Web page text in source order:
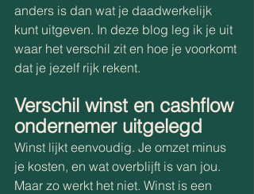
anders is dan wat je daadwerkelijk
kunt uitgeven. In deze blog leg ik je uit
waar het verschil zit en hoe je voorkomt
dat je jezelf rijk rekent.
Verschil winst en cashflow
ondernemer uitgelegd
Winst lijkt eenvoudig. Je omzet minus
je kosten, en wat overblijft is van jou.
Maar zo werkt het niet. Winst is een